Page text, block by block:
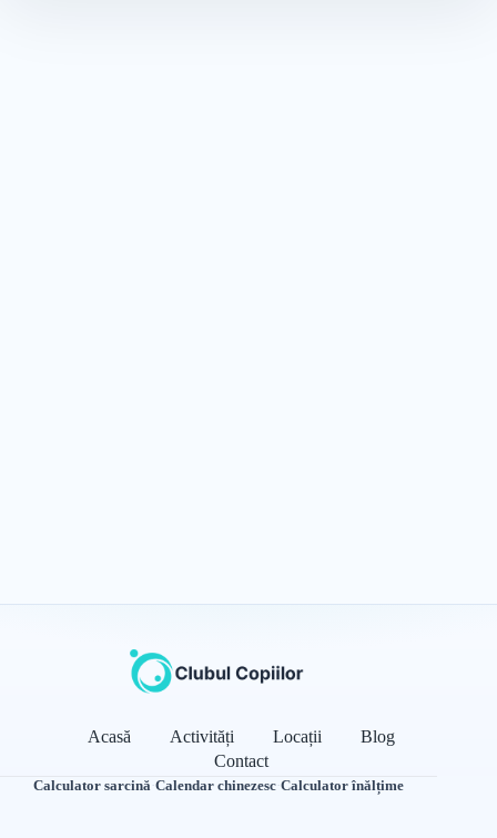
Acasă Activități Locații
Blog
Contact
Calculator sarcină·Calendar chinezesc·Calculator înălțime